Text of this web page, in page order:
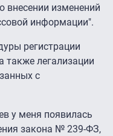
внесении изменений
информации".
регистрации
также легализации
с
у меня появилась
закона № 239-ФЗ,